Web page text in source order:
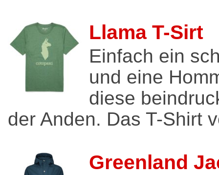
Llama T-Sirt
Einfach ein
und eine
diese
der Anden. Das T-Shirt
Greenland